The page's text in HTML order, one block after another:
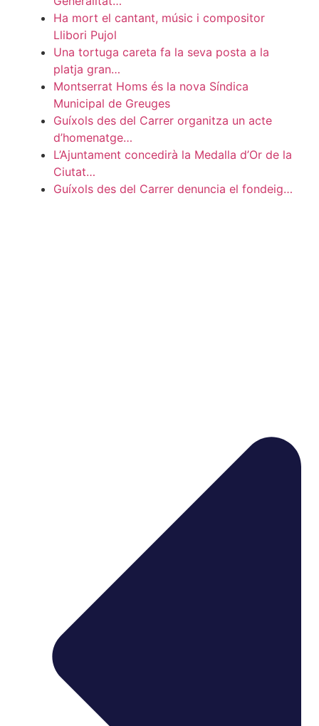
Ha mort el cantant, músic i compositor
Llibori Pujol
Una tortuga careta fa la seva posta a la
platja gran…
Montserrat Homs és la nova Síndica
Municipal de Greuges
Guíxols des del Carrer organitza un acte
d’homenatge…
L’Ajuntament concedirà la Medalla d’Or de la
Ciutat…
Guíxols des del Carrer denuncia el fondeig…